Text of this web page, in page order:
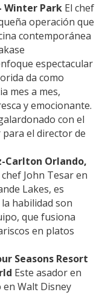
Winter Park El chef
operación que
contemporánea
espectacular
da como
mes a mes,
y emocionante.
con el
el director de
Carlton Orlando,
John Tesar en
Lakes, es
habilidad son
que fusiona
en platos
Seasons Resort
Este asador en
en Walt Disney